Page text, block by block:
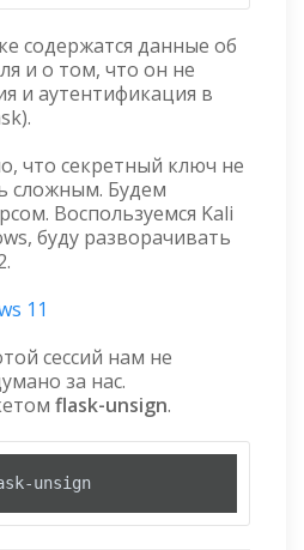
содержатся данные об
и о том, что он не
и аутентификация в
что секретный ключ не
сложным. Будем
Воспользуемся Kali
буду разворачивать
11
сессий нам не
за нас.
flask-unsign.
unsign